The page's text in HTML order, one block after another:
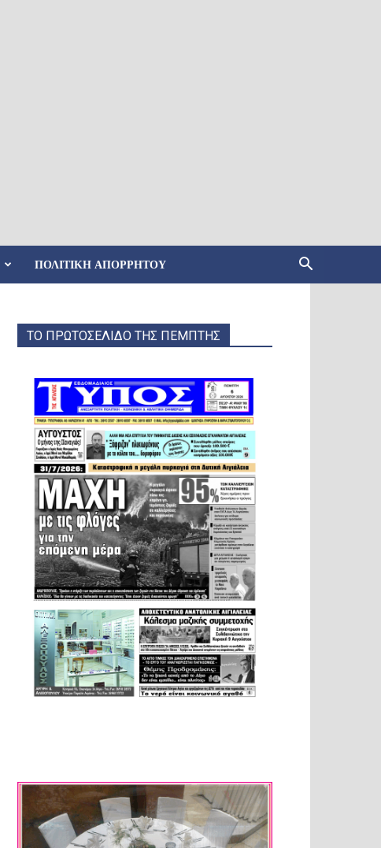
ΠΟΛΙΤΙΚΉ ΑΠΟΡΡΉΤΟΥ
ΤΟ ΠΡΩΤΟΣΕΛΙΔΟ ΤΗΣ ΠΕΜΠΤΗΣ